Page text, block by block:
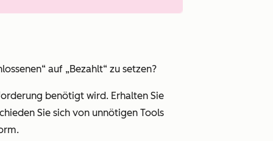
auf „Bezahlt“ zu setzen?
benötigt wird. Erhalten Sie
Sie sich von unnötigen Tools